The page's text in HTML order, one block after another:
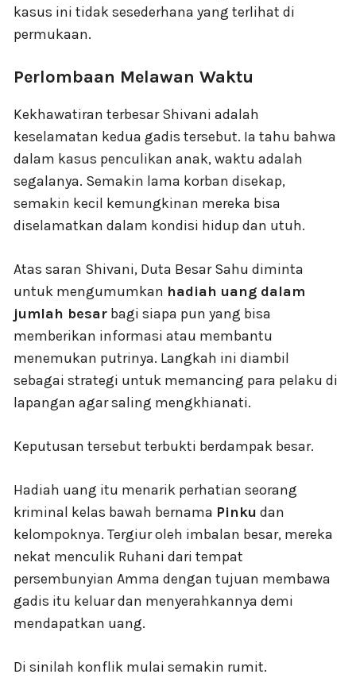
kasus ini tidak sesederhana yang terlihat di
permukaan.
Perlombaan Melawan Waktu
Kekhawatiran terbesar Shivani adalah
keselamatan kedua gadis tersebut. Ia tahu bahwa
dalam kasus penculikan anak, waktu adalah
segalanya. Semakin lama korban disekap,
semakin kecil kemungkinan mereka bisa
diselamatkan dalam kondisi hidup dan utuh.
Atas saran Shivani, Duta Besar Sahu diminta
untuk mengumumkan hadiah uang dalam
jumlah besar bagi siapa pun yang bisa
memberikan informasi atau membantu
menemukan putrinya. Langkah ini diambil
sebagai strategi untuk memancing para pelaku di
lapangan agar saling mengkhianati.
Keputusan tersebut terbukti berdampak besar.
Hadiah uang itu menarik perhatian seorang
kriminal kelas bawah bernama Pinku dan
kelompoknya. Tergiur oleh imbalan besar, mereka
nekat menculik Ruhani dari tempat
persembunyian Amma dengan tujuan membawa
gadis itu keluar dan menyerahkannya demi
mendapatkan uang.
Di sinilah konflik mulai semakin rumit.